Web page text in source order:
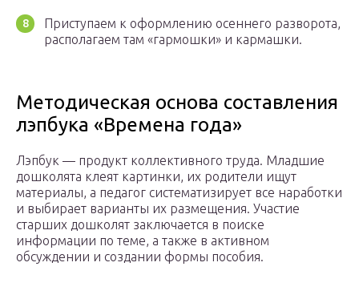
Приступаем к оформлению осеннего разворота,
располагаем там «гармошки» и кармашки.
Методическая основа составления
лэпбука «Времена года»
Лэпбук — продукт коллективного труда. Младшие
дошколята клеят картинки, их родители ищут
материалы, а педагог систематизирует все наработки
и выбирает варианты их размещения. Участие
старших дошколят заключается в поиске
информации по теме, а также в активном
обсуждении и создании формы пособия.